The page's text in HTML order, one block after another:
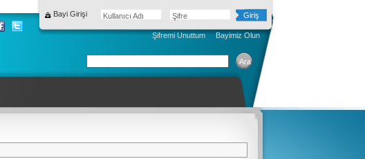
Bayi Girişi Kullanıcı Adı Şifre
Şifremi Unuttum Bayimiz Olun